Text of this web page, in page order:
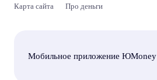
Карта сайта Про деньги
Мобильное приложение ЮMoney